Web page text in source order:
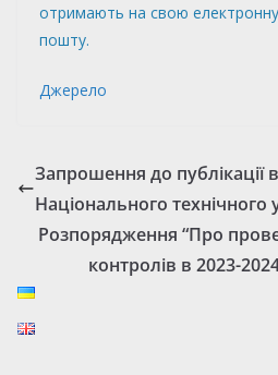
отримають на свою електронну
пошту.
Джерело
Запрошення до публікації
Національного технічного
Розпорядження “Про
контролів в 2023-